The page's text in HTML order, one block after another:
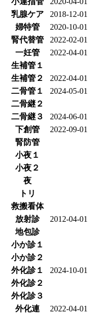
乳腺ケア
2018-12-01
婦特管
2020-10-01
腎代替管
2022-02-01
一妊管
2022-04-01
生補管１
生補管２
2022-04-01
二骨管１
2024-05-01
二骨継２
二骨継３
2024-06-01
下創管
2022-09-01
腎防管
小夜１
小夜２
夜
トリ
救搬看体
放射診
2012-04-01
地包診
小か診１
小か診２
外化診１
2024-10-01
外化診２
外化診３
外化連
2022-04-01